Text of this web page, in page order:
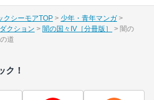
クシーモアTOP
少年・青年マンガ
クション 闇の国々IV［分冊版］
闇の
道
ク！